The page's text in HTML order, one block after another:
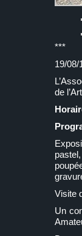
***
19/08/
de
Visite
Un